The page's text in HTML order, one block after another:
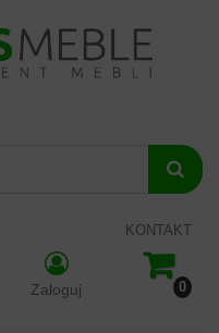
Zaloguj 0
KONTAKT